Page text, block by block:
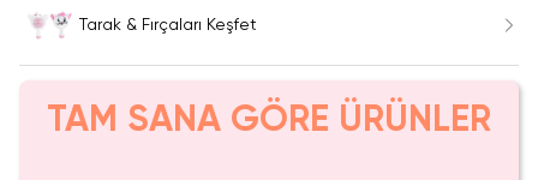
Tarak & Fırçaları Keşfet
TAM SANA GÖRE ÜRÜNLER